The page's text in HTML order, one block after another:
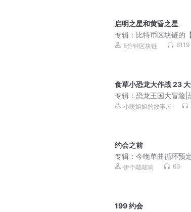
启明之星和黄昏之星
专辑： 比特币区块链的
辑 8分钟区块链 6119
食草小恐龙大作战 23 大
专辑： 恐龙王国大冒险|
前故事
小暖姐姐的故事屋
约会之前
专辑： 今晚单曲循环预
给包伊个敲敲响 63
199 约会